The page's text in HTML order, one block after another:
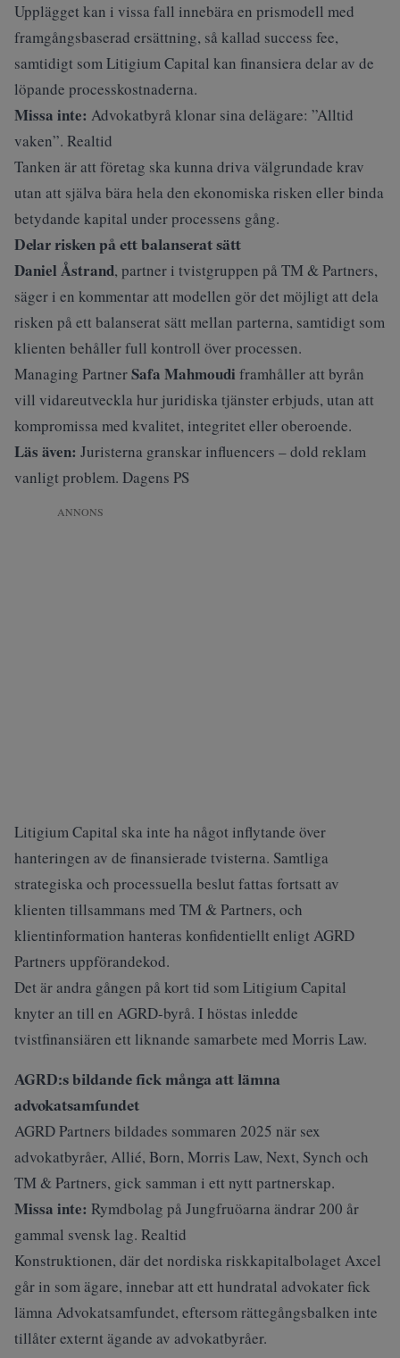
Upplägget kan i vissa fall innebära en prismodell med
framgångsbaserad ersättning, så kallad success fee,
samtidigt som Litigium Capital kan finansiera delar av de
löpande processkostnaderna.
Missa inte: Advokatbyrå klonar sina delägare: ”Alltid
vaken”. Realtid
Tanken är att företag ska kunna driva välgrundade krav
utan att själva bära hela den ekonomiska risken eller binda
betydande kapital under processens gång.
Delar risken på ett balanserat sätt
Daniel Åstrand, partner i tvistgruppen på TM & Partners,
säger i en kommentar att modellen gör det möjligt att dela
risken på ett balanserat sätt mellan parterna, samtidigt som
klienten behåller full kontroll över processen.
Managing PartnerSafa Mahmoudi framhåller att byrån
vill vidareutveckla hur juridiska tjänster erbjuds, utan att
kompromissa med kvalitet, integritet eller oberoende.
Läs även: Juristerna granskar influencers – dold reklam
vanligt problem. Dagens PS
ANNONS
Litigium Capital ska inte ha något inflytande över
hanteringen av de finansierade tvisterna. Samtliga
strategiska och processuella beslut fattas fortsatt av
klienten tillsammans med TM & Partners, och
klientinformation hanteras konfidentiellt enligt AGRD
Partners uppförandekod.
Det är andra gången på kort tid som Litigium Capital
knyter an till en AGRD-byrå. I höstas inledde
tvistfinansiären ett liknande samarbete med Morris Law.
AGRD:s bildande fick många att lämna
advokatsamfundet
AGRD Partners bildades sommaren 2025 när sex
advokatbyråer, Allié, Born, Morris Law, Next, Synch och
TM & Partners, gick samman i ett nytt partnerskap.
Missa inte: Rymdbolag på Jungfruöarna ändrar 200 år
gammal svensk lag. Realtid
Konstruktionen, där det nordiska riskkapitalbolaget Axcel
går in som ägare, innebar att ett hundratal advokater fick
lämna Advokatsamfundet, eftersom rättegångsbalken inte
tillåter externt ägande av advokatbyråer.